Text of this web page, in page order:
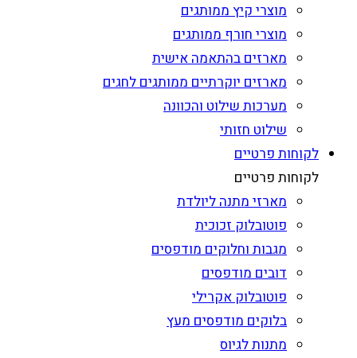
מוצרי קיץ ממותגים
מוצרי חורף ממותגים
מארזים בהתאמה אישית
מארזים יוקרתיים ממותגים לחגים
מערכות שילוט והכוונה
שילוט חזותי
לקוחות פרטיים
לקוחות פרטיים
מארזי מתנה ליולדת
פוטובלוק זכוכית
מגבות וחלוקים מודפסים
דובים מודפסים
פוטובלוק אקרילי
בלוקים מודפסים מעץ
מתנות לגיוס